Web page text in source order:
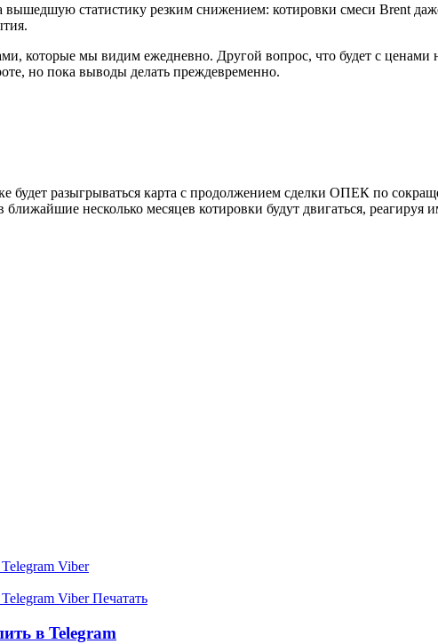
статистику резким снижением: котировки смеси Brent
которые мы видим ежедневно. Другой вопрос, что будет с
но пока выводы делать преждевременно.
разыгрываться карта с продолжением сделки ОПЕК по
несколько месяцев котировки будут двигаться, реагируя
Telegram Viber
Telegram Viber Печатать
в Telegram